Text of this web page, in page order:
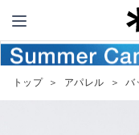
トップ ＞ アパレル ＞ バ